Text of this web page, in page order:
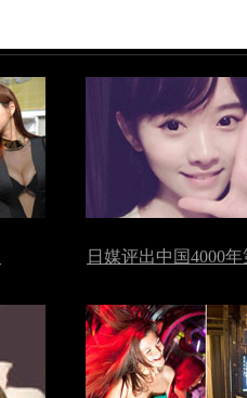
日媒评出中国4000